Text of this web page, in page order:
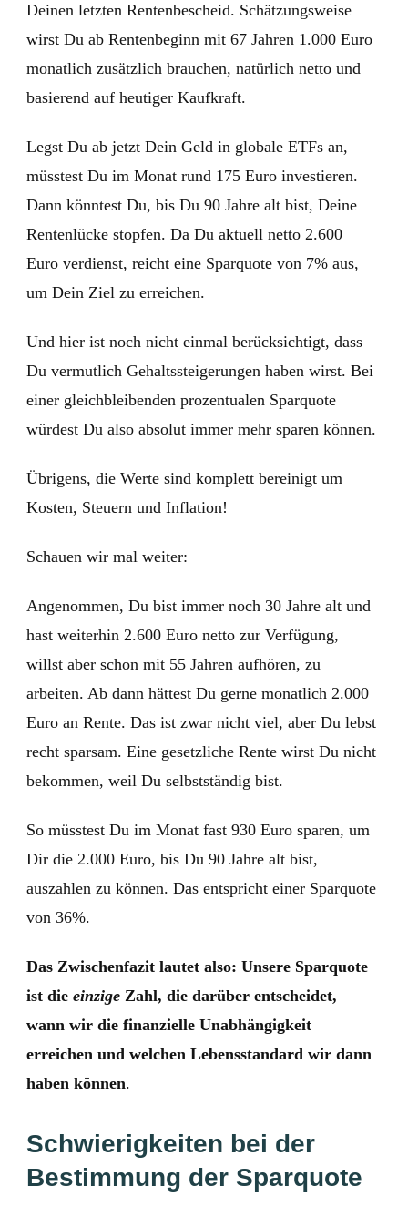
Deinen letzten Rentenbescheid. Schätzungsweise
wirst Du ab Rentenbeginn mit 67 Jahren 1.000 Euro
monatlich zusätzlich brauchen, natürlich netto und
basierend auf heutiger Kaufkraft.
Legst Du ab jetzt Dein Geld in globale ETFs an,
müsstest Du im Monat rund 175 Euro investieren.
Dann könntest Du, bis Du 90 Jahre alt bist, Deine
Rentenlücke stopfen. Da Du aktuell netto 2.600
Euro verdienst, reicht eine Sparquote von 7% aus,
um Dein Ziel zu erreichen.
Und hier ist noch nicht einmal berücksichtigt, dass
Du vermutlich Gehaltssteigerungen haben wirst. Bei
einer gleichbleibenden prozentualen Sparquote
würdest Du also absolut immer mehr sparen können.
Übrigens, die Werte sind komplett bereinigt um
Kosten, Steuern und Inflation!
Schauen wir mal weiter:
Angenommen, Du bist immer noch 30 Jahre alt und
hast weiterhin 2.600 Euro netto zur Verfügung,
willst aber schon mit 55 Jahren aufhören, zu
arbeiten. Ab dann hättest Du gerne monatlich 2.000
Euro an Rente. Das ist zwar nicht viel, aber Du lebst
recht sparsam. Eine gesetzliche Rente wirst Du nicht
bekommen, weil Du selbstständig bist.
So müsstest Du im Monat fast 930 Euro sparen, um
Dir die 2.000 Euro, bis Du 90 Jahre alt bist,
auszahlen zu können. Das entspricht einer Sparquote
von 36%.
Das Zwischenfazit lautet also: Unsere Sparquote
ist die einzige Zahl, die darüber entscheidet,
wann wir die finanzielle Unabhängigkeit
erreichen und welchen Lebensstandard wir dann
haben können.
Schwierigkeiten bei der
Bestimmung der Sparquote